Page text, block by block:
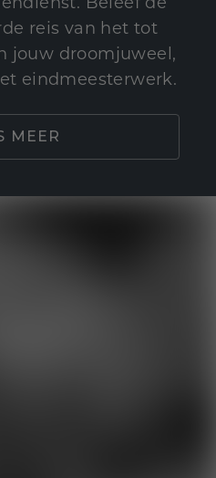
reis van het tot
jouw droomjuweel,
eindmeesterwerk.
MEER